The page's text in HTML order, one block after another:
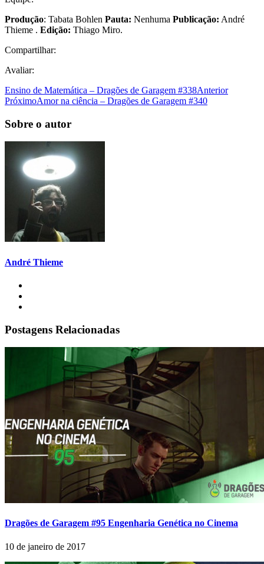
Produção: Tabata Bohlen Pauta: Nenhuma Publicação: André
Thieme . Edição: Thiago Miro.
Compartilhar:
Avaliar:
Ensino de Matemática – Dragões de Garagem #338Anterior
PróximoAmor na ciência – Dragões de Garagem #340
Sobre o autor
André Thieme
Postagens Relacionadas
Dragões de Garagem #95 Engenharia Genética no Cinema
10 de janeiro de 2017